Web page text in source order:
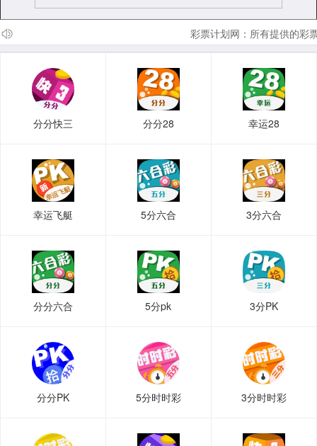
彩票计划网：所有提供的彩
分分快三 分分28 幸运28
幸运飞艇 5分六合 3分六合
分分六合 5分pk 3分PK
分分PK 5分时时彩 3分时时彩